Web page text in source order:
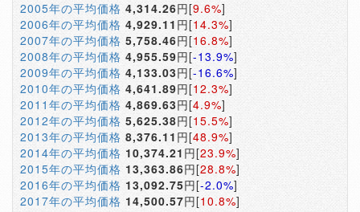
2005年の平均価格 4,314.26円[9.6%]
2006年の平均価格 4,929.11 円[14.3%]
2007年の平均価格 5,758.46円[16.8%]
2008年の平均価格 4,955.59円[-13.9%]
2009年の平均価格 4,133.03円[-16.6%]
2010年の平均価格 4,641.89円[12.3%]
2011年の平均価格 4,869.63円[4.9%]
2012年の平均価格 5,625.38円[15.5%]
2013年の平均価格 8,376.11 円[48.9%]
2014年の平均価格 10,374.21 円[23.9%]
2015年の平均価格 13,363.86円[28.8%]
2016年の平均価格 13,092.75円[-2.0%]
2017年の平均価格 14,500.57円[10.8%]